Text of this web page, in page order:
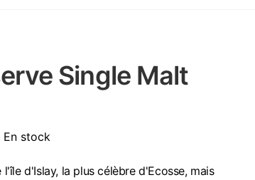
Single Malt
En stock
d'Islay, la plus célèbre d'Ecosse, mais